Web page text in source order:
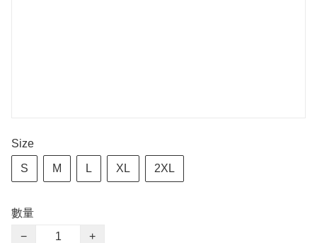
Size
S M L XL 2XL
數量
−
+